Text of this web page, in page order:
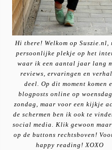
Hi there! Welkom op Suszie.nl,
persoonlijke plekje op het
waar ik een aantal jaar lang
reviews, ervaringen en
deel. Op dit moment komen
blogposts online op
zondag, maar voor een kijkje
de schermen ben ik ook te
social media. Klik gewoon maar
op de buttons rechtsboven!
happy reading! XOXO